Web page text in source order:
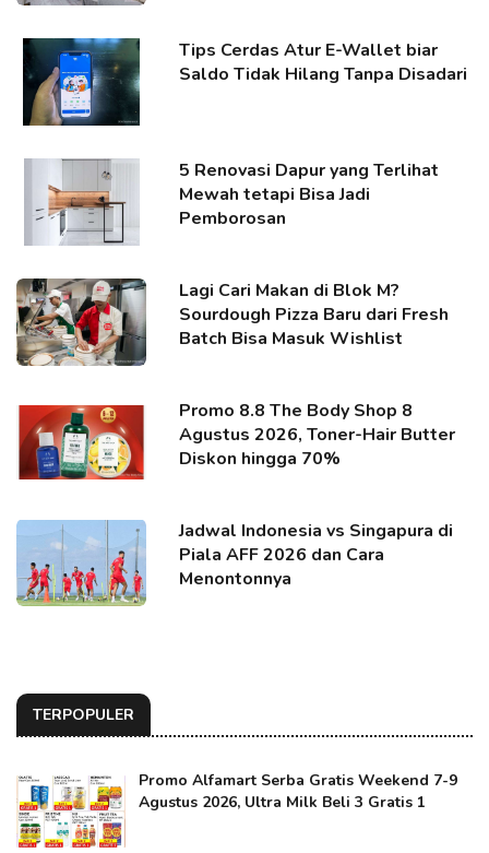
Tips Cerdas Atur E-Wallet biar
Saldo Tidak Hilang Tanpa Disadari
5 Renovasi Dapur yang Terlihat
Mewah tetapi Bisa Jadi
Pemborosan
Lagi Cari Makan di Blok M?
Sourdough Pizza Baru dari Fresh
Batch Bisa Masuk Wishlist
Promo 8.8 The Body Shop 8
Agustus 2026, Toner-Hair Butter
Diskon hingga 70%
Jadwal Indonesia vs Singapura di
Piala AFF 2026 dan Cara
Menontonnya
TERPOPULER
Promo Alfamart Serba Gratis Weekend 7-9
Agustus 2026, Ultra Milk Beli 3 Gratis 1